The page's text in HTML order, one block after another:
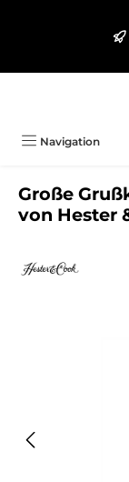
Navigation
Große
von Hester